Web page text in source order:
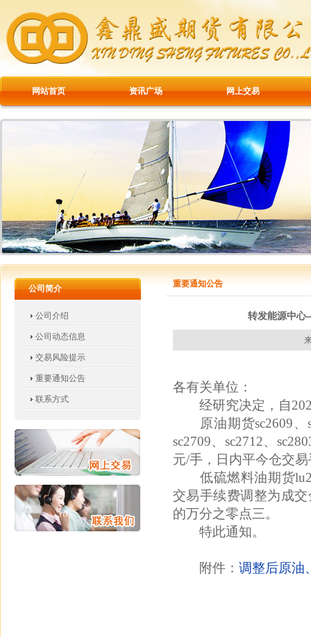
网站首页 资讯广场 网上交易
公司简介
公司介绍
公司动态信息
交易风险提示
重要通知公告
联系方式
重要通知公告
转发能源中心
各有关单位：
经研究决定，自
原油期货sc2609、
sc2709、sc2712、
元/手，日内平今仓交
低硫燃料油期货
交易手续费调整为成
的万分之零点三。
特此通知。
附件： 调整后原油